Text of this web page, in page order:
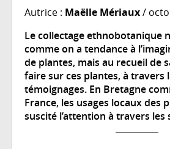
Autrice : Maëlle Mériaux/
Le collectage ethnobotanique
comme on a tendance à
de plantes, mais au recueil de
faire sur ces plantes, à travers
témoignages. En Bretagne
France, les usages locaux des
suscité l’attention à travers les